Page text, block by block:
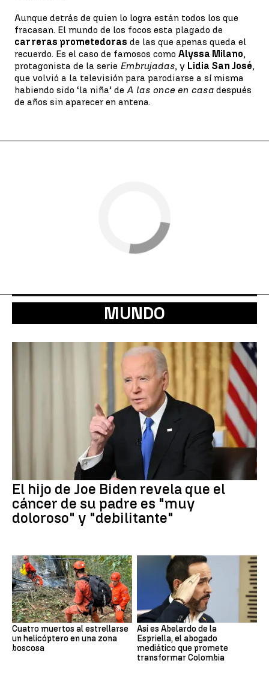
Aunque detrás de quien lo logra están todos los que
fracasan. El mundo de los focos esta plagado de
carreras prometedoras de las que apenas queda el
recuerdo. Es el caso de famosos como Alyssa Milano,
protagonista de la serie Embrujadas, y Lidia San José,
que volvió a la televisión para parodiarse a sí misma
habiendo sido ‘la niña’ de A las once en casa después
de años sin aparecer en antena.
MUNDO
El hijo de Joe Biden revela que el
cáncer de su padre es "muy
doloroso" y "debilitante"
Cuatro muertos al estrellarse
un helicóptero en una zona
boscosa
Así es Abelardo de la
Espriella, el abogado
mediático que promete
transformar Colombia